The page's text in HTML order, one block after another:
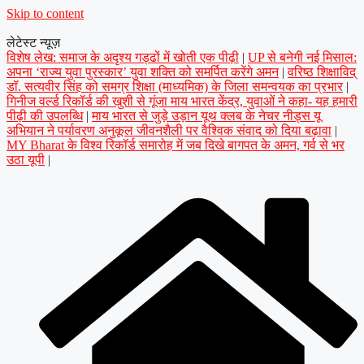
Skip to content
लेटेस्ट न्यूज़
विशेष लेख: समाज के अदृश्य गड्ढों में खोती एक पीढ़ी | UP से बनेगी नई मिसाल:
अपना ‘राज्य युवा पुरस्कार’ युवा शक्ति को समर्पित करेंगे अमन | वरिष्ठ शिक्षाविद्
डॉ. सत्यवीर सिंह को समग्र शिक्षा (माध्यमिक) के जिला समन्वयक का प्रभार |
गिनीज वर्ल्ड रिकॉर्ड की खुशी से गूंजा माय भारत केंद्र, युवाओं ने कहा- यह हमारी
पीढ़ी की उपलब्धि | माय भारत से जुड़े उड़ान यूथ क्लब के नेचर नीड्स यू
अभियान ने पर्यावरण अनुकूल जीवनशैली पर वैश्विक संवाद को दिया बढ़ावा |
MY Bharat के विश्व रिकॉर्ड समारोह में जब दिखे बागपत के अमन, गर्व से भर
उठा यूपी |